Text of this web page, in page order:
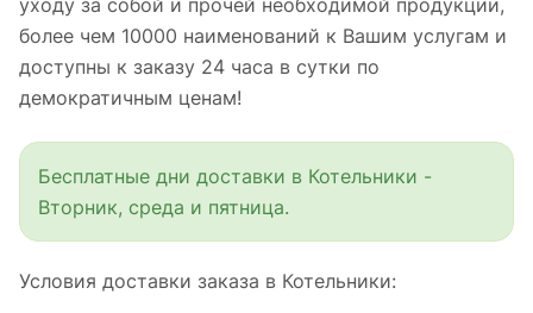
уходу за собой и прочей необходимой продукции,
более чем 10000 наименований к Вашим услугам и
доступны к заказу 24 часа в сутки по
демократичным ценам!
Бесплатные дни доставки в Котельники -
Вторник, среда и пятница.
Условия доставки заказа в Котельники: